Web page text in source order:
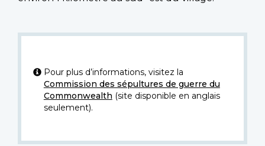
Pour plus d’informations, visitez la
Commission des sépultures de guerre du
Commonwealth (site disponible en anglais
seulement).